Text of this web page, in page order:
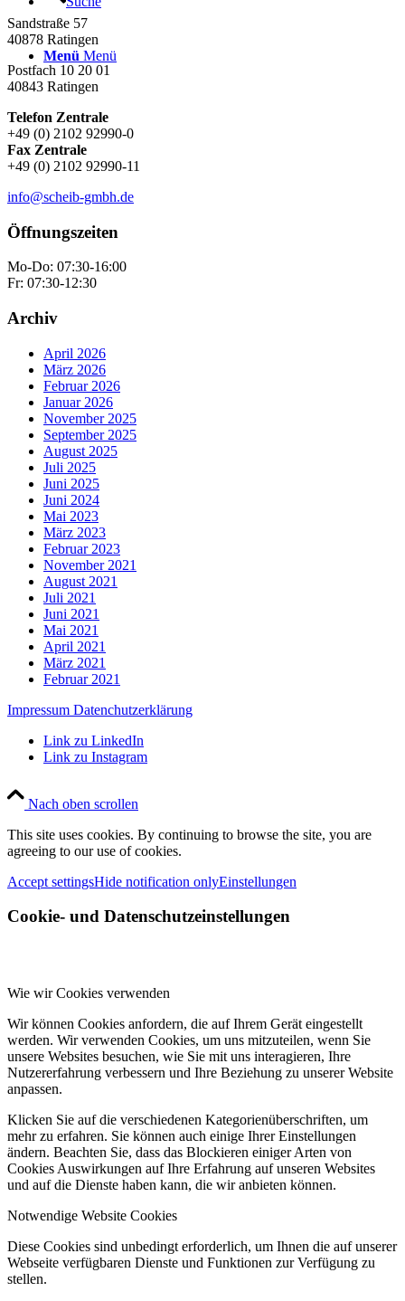
Menü Menü
Sandstraße 57
40878 Ratingen
Postfach 10 20 01
40843 Ratingen
Telefon Zentrale
+49 (0) 2102 92990-0
Fax Zentrale
+49 (0) 2102 92990-11
info@scheib-gmbh.de
Öffnungszeiten
Mo-Do: 07:30-16:00
Fr: 07:30-12:30
Archiv
April 2026
März 2026
Februar 2026
Januar 2026
November 2025
September 2025
August 2025
Juli 2025
Juni 2025
Juni 2024
Mai 2023
März 2023
Februar 2023
November 2021
August 2021
Juli 2021
Juni 2021
Mai 2021
April 2021
März 2021
Februar 2021
Impressum Datenchutzerklärung
Link zu LinkedIn
Link zu Instagram
Nach oben scrollen
This site uses cookies. By continuing to browse the site, you are
agreeing to our use of cookies.
Accept settingsHide notification onlyEinstellungen
Cookie- und Datenschutzeinstellungen
Wie wir Cookies verwenden
Wir können Cookies anfordern, die auf Ihrem Gerät eingestellt
werden. Wir verwenden Cookies, um uns mitzuteilen, wenn Sie
unsere Websites besuchen, wie Sie mit uns interagieren, Ihre
Nutzererfahrung verbessern und Ihre Beziehung zu unserer Website
anpassen.
Klicken Sie auf die verschiedenen Kategorienüberschriften, um
mehr zu erfahren. Sie können auch einige Ihrer Einstellungen
ändern. Beachten Sie, dass das Blockieren einiger Arten von
Cookies Auswirkungen auf Ihre Erfahrung auf unseren Websites
und auf die Dienste haben kann, die wir anbieten können.
Notwendige Website Cookies
Diese Cookies sind unbedingt erforderlich, um Ihnen die auf unserer
Webseite verfügbaren Dienste und Funktionen zur Verfügung zu
stellen.